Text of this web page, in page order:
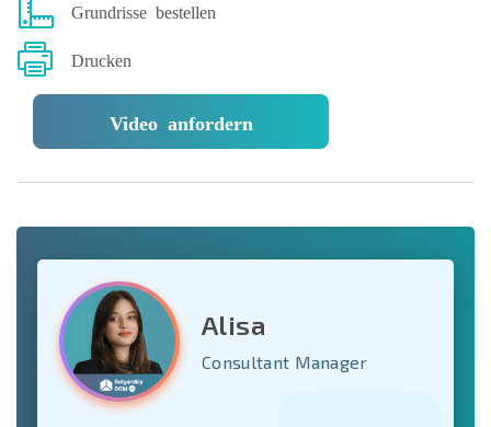
Grundrisse bestellen
Drucken
Video anfordern
Alisa
Consultant Manager